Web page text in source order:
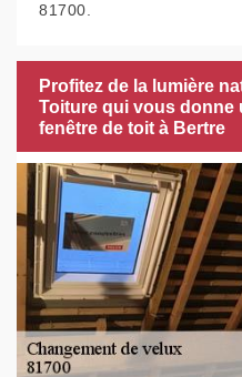
81700.
Profitez de la lumière
Toiture qui vous donne
fenêtre de toit à Bertre